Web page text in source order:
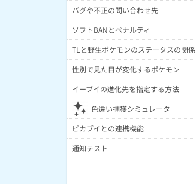
バグや不正の問い合わせ先
ソフトBANとペナルティ
TLと野生ポケモンのステータスの関係
性別で見た目が変化するポケモン
イーブイの進化先を指定する方法
色違い捕獲シミュレータ
ピカブイとの連携機能
通知テスト